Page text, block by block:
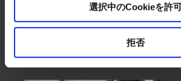
選択中のCookieを許
拒否
Solution